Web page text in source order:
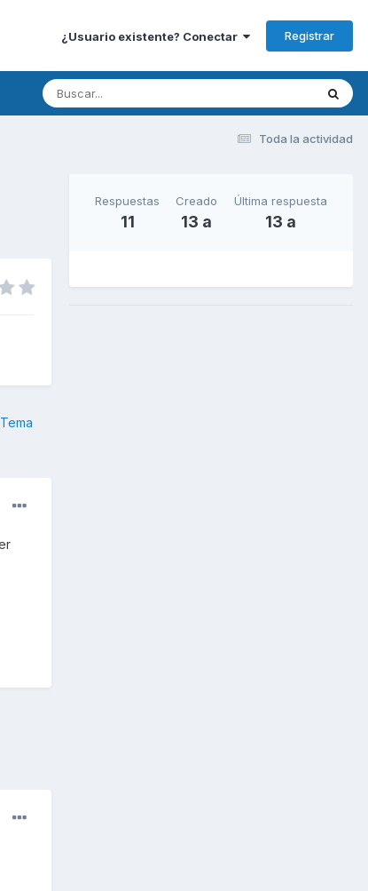
¿Usuario existente? Conectar Registrar
Toda la actividad
Respuestas
11
Creado
13 a
Última respuesta
13 a